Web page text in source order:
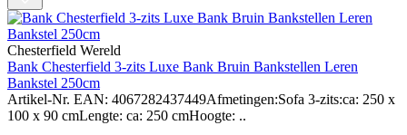
Chesterfield Wereld
Bank Chesterfield 3-zits Luxe Bank Bruin Bankstellen Leren
Bankstel 250cm
Artikel-Nr. EAN: 4067282437449Afmetingen:Sofa 3-zits:ca: 250 x
100 x 90 cmLengte: ca: 250 cmHoogte: ..